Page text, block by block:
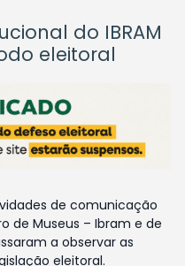
do IBRAM
eleitoral
de comunicação
de Museus – Ibram e de
a observar as
eleitoral.